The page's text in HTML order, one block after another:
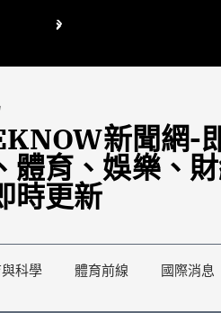
曉玲喊刪陸委會1295萬媒宣費惹議 梁
新聞網-
體育、娛樂、
時更新
科學 體育前線 國際消息